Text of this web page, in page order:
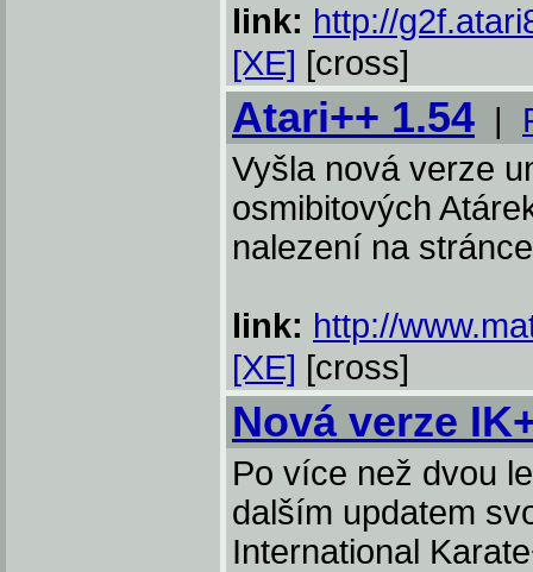
link: http://
[XE] [cross]
Atari++ 1.54 |
Vyšla nová verze
osmibitových
nalezení na
link: http://
[XE] [cross]
Nová verze
Po více než dvou
dalším updatem
International